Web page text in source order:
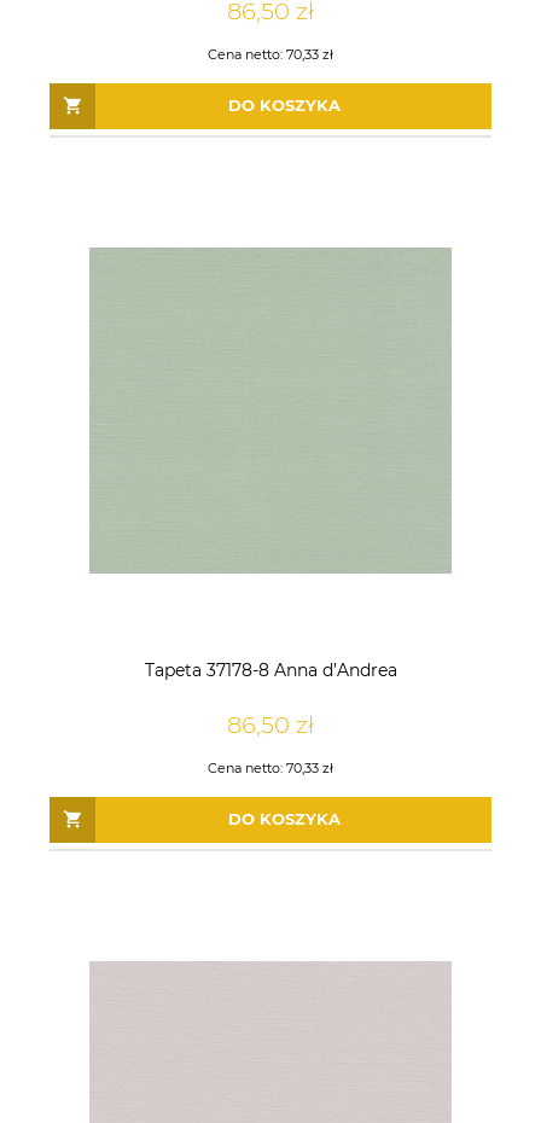
86,50 zł
Cena netto: 70,33 zł
DO KOSZYKA
Tapeta 37178-8 Anna d’Andrea
86,50 zł
Cena netto: 70,33 zł
DO KOSZYKA